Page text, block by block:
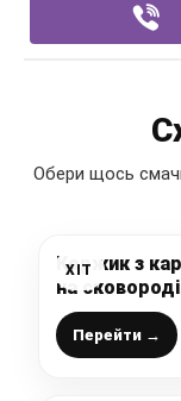
Обери щось
ХІТ
Коржик з
на
Перейти →